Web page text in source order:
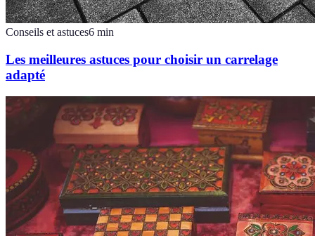
Conseils et astuces6 min
Les meilleures astuces pour choisir un carrelage
adapté